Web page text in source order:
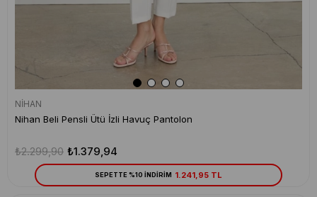
NİHAN
Nihan Beli Pensli Ütü İzli Havuç Pantolon
₺1.379,94
₺2.299,90
SEPETTE %10 İNDİRİM 1.241,95 TL